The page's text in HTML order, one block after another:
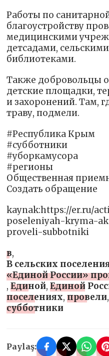
Работы по
благоустройству
медицинскими
детсадами,
библиотеками.
Также добровольцы
детские площадки,
и захоронений. Там,
траву, подмели.
#Республика Крым
#субботники
#уборкамусора
#регионы
Общественная
Создать обращение
kaynak:https://er.ru/
poseleniyah-kryma-
proveli-subbotniki
в,
В сельских
«Единой России»
,Единой,Единой
поселениях,провели
субботники
Paylaş: